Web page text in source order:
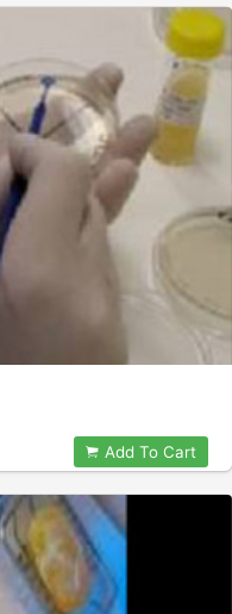
Add To Cart